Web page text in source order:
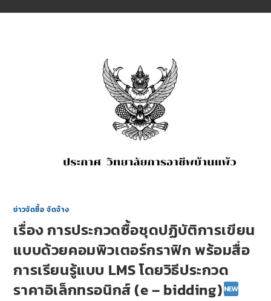
ข่าวจัดซื้อ จัดจ้าง
เรื่อง การประกวดซื้อชุดปฏิบัติการเขียน
แบบด้วยคอมพิวเตอร์กราฟิก พร้อมสื่อ
การเรียนรู้แบบ LMS โดยวิธีประกวด
ราคาอิเล็กทรอนิกส์ (e – bidding)